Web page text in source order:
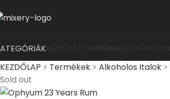
KEZDŐLAP > Termékek > Alkoholos Italok >
Sold out